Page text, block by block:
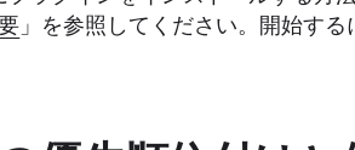
」を参照してください。開始す